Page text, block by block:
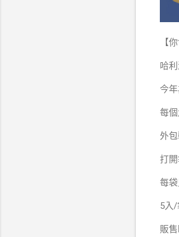
【
哈
今
每
外
打
每
5入/
販